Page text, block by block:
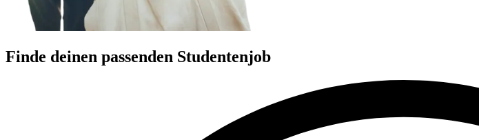
Finde deinen passenden Studentenjob